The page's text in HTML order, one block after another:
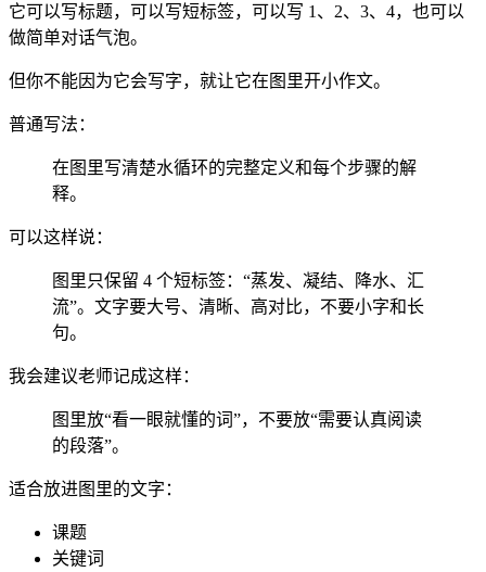
它可以写标题，可以写短标签，可以写 1、2、3、4，也可以
做简单对话气泡。
但你不能因为它会写字，就让它在图里开小作文。
普通写法：
在图里写清楚水循环的完整定义和每个步骤的解
释。
可以这样说：
图里只保留 4 个短标签：“蒸发、凝结、降水、汇
流”。文字要大号、清晰、高对比，不要小字和长
句。
我会建议老师记成这样：
图里放“看一眼就懂的词”，不要放“需要认真阅读
的段落”。
适合放进图里的文字：
课题
关键词